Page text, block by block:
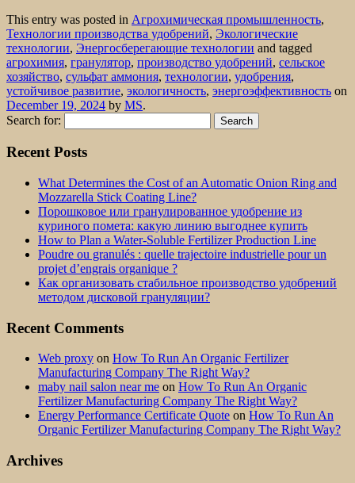
This entry was posted in Агрохимическая промышленность,
Технологии производства удобрений, Экологические
технологии, Энергосберегающие технологии and tagged
агрохимия, гранулятор, производство удобрений, сельское
хозяйство, сульфат аммония, технологии, удобрения,
устойчивое развитие, экологичность, энергоэффективность on
December 19, 2024 by MS.
Search for:
Recent Posts
What Determines the Cost of an Automatic Onion Ring and
Mozzarella Stick Coating Line?
Порошковое или гранулированное удобрение из
куриного помета: какую линию выгоднее купить
How to Plan a Water-Soluble Fertilizer Production Line
Poudre ou granulés : quelle trajectoire industrielle pour un
projet d’engrais organique ?
Как организовать стабильное производство удобрений
методом дисковой грануляции?
Recent Comments
Web proxy on How To Run An Organic Fertilizer
Manufacturing Company The Right Way?
maby nail salon near me on How To Run An Organic
Fertilizer Manufacturing Company The Right Way?
Energy Performance Certificate Quote on How To Run An
Organic Fertilizer Manufacturing Company The Right Way?
Archives